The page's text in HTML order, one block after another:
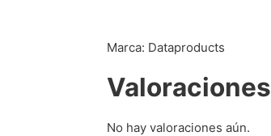
Marca: Dataproducts
Valoraciones
No hay valoraciones aún.